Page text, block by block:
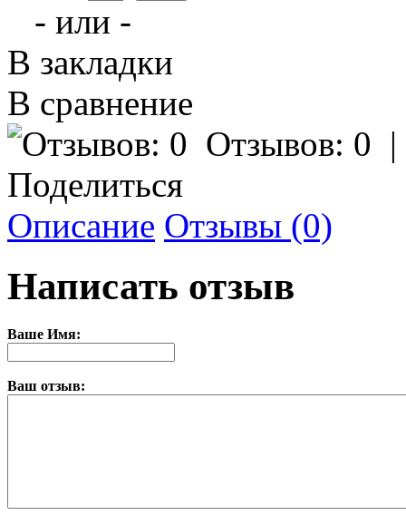
- или -
В закладки
В сравнение
Отзывов: 0
Поделиться
Описание Отзывы (0)
Написать отзыв
Ваше Имя:
Ваш отзыв: